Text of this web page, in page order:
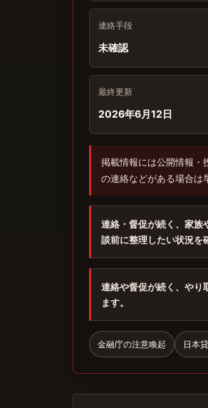
連絡手段
未確認
最終更新
2026年6月12日
掲載情報には公開情報・
の連絡などがある場合は
連絡・督促が続く、家族
談前に整理したい状況を
連絡や督促が続く、やり
ます。
金融庁の注意喚起 日本